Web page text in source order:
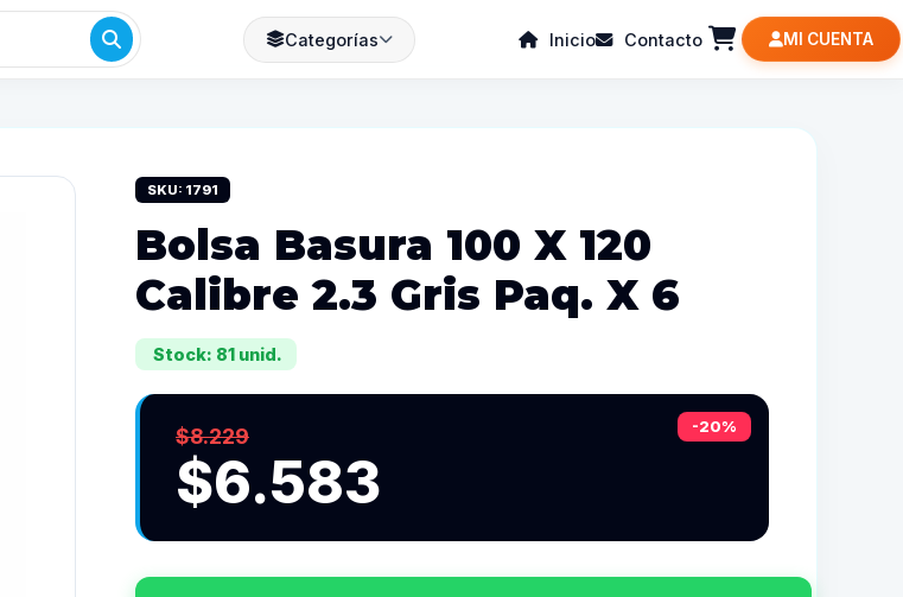
Categorías Inicio Contacto MI CUENTA
SKU: 1791
Bolsa Basura 100 X 120
Calibre 2.3 Gris Paq. X 6
Stock: 81 unid.
-20%
$8.229
$6.583